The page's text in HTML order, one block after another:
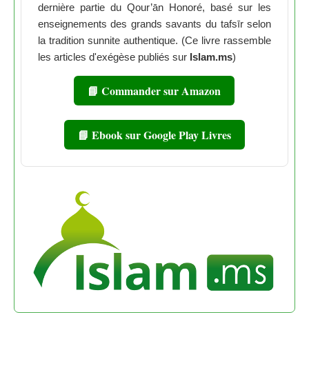
dernière partie du Qour’ān Honoré, basé sur les
enseignements des grands savants du tafsīr selon
la tradition sunnite authentique. (Ce livre rassemble
les articles d'exégèse publiés sur Islam.ms)
📘 Commander sur Amazon
📘 Ebook sur Google Play Livres